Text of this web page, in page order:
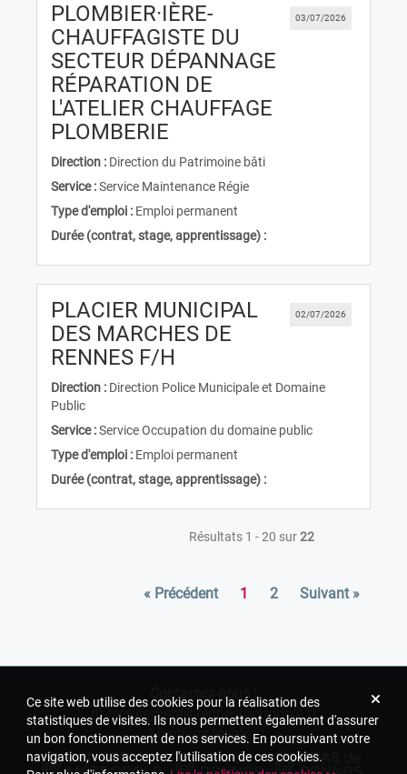
Ce site web utilise des cookies pour la réalisation des
statistiques de visites. Ils nous permettent également d'assurer
un bon fonctionnement de nos services. En poursuivant votre
navigation, vous acceptez l'utilisation de ces cookies.
03/07/2026
PLOMBIER·IÈRE-
CHAUFFAGISTE DU
SECTEUR DÉPANNAGE
RÉPARATION DE
L'ATELIER CHAUFFAGE
PLOMBERIE
Direction : Direction du Patrimoine bâti
Service :Service Maintenance Régie
Type d'emploi : Emploi permanent
Durée (contrat, stage, apprentissage) :
02/07/2026
PLACIER MUNICIPAL
DES MARCHES DE
RENNES F/H
Direction : Direction Police Municipale et Domaine
Public
Service :Service Occupation du domaine public
Type d'emploi : Emploi permanent
Durée (contrat, stage, apprentissage) :
Résultats 1 - 20 sur22
« Précédent 1 2 Suivant »
Contactez-nous :
rh-recrutement@rennesmetropole.fr
Mentions légales